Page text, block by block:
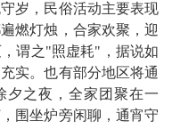
专题 实用信息
岁，民俗活动主要表现
燃灯烛，合家欢聚，迎
谓之"照虚耗"，据说如
实。也有部分地区将通
夕之夜，全家团聚在一
围坐炉旁闲聊，通宵守